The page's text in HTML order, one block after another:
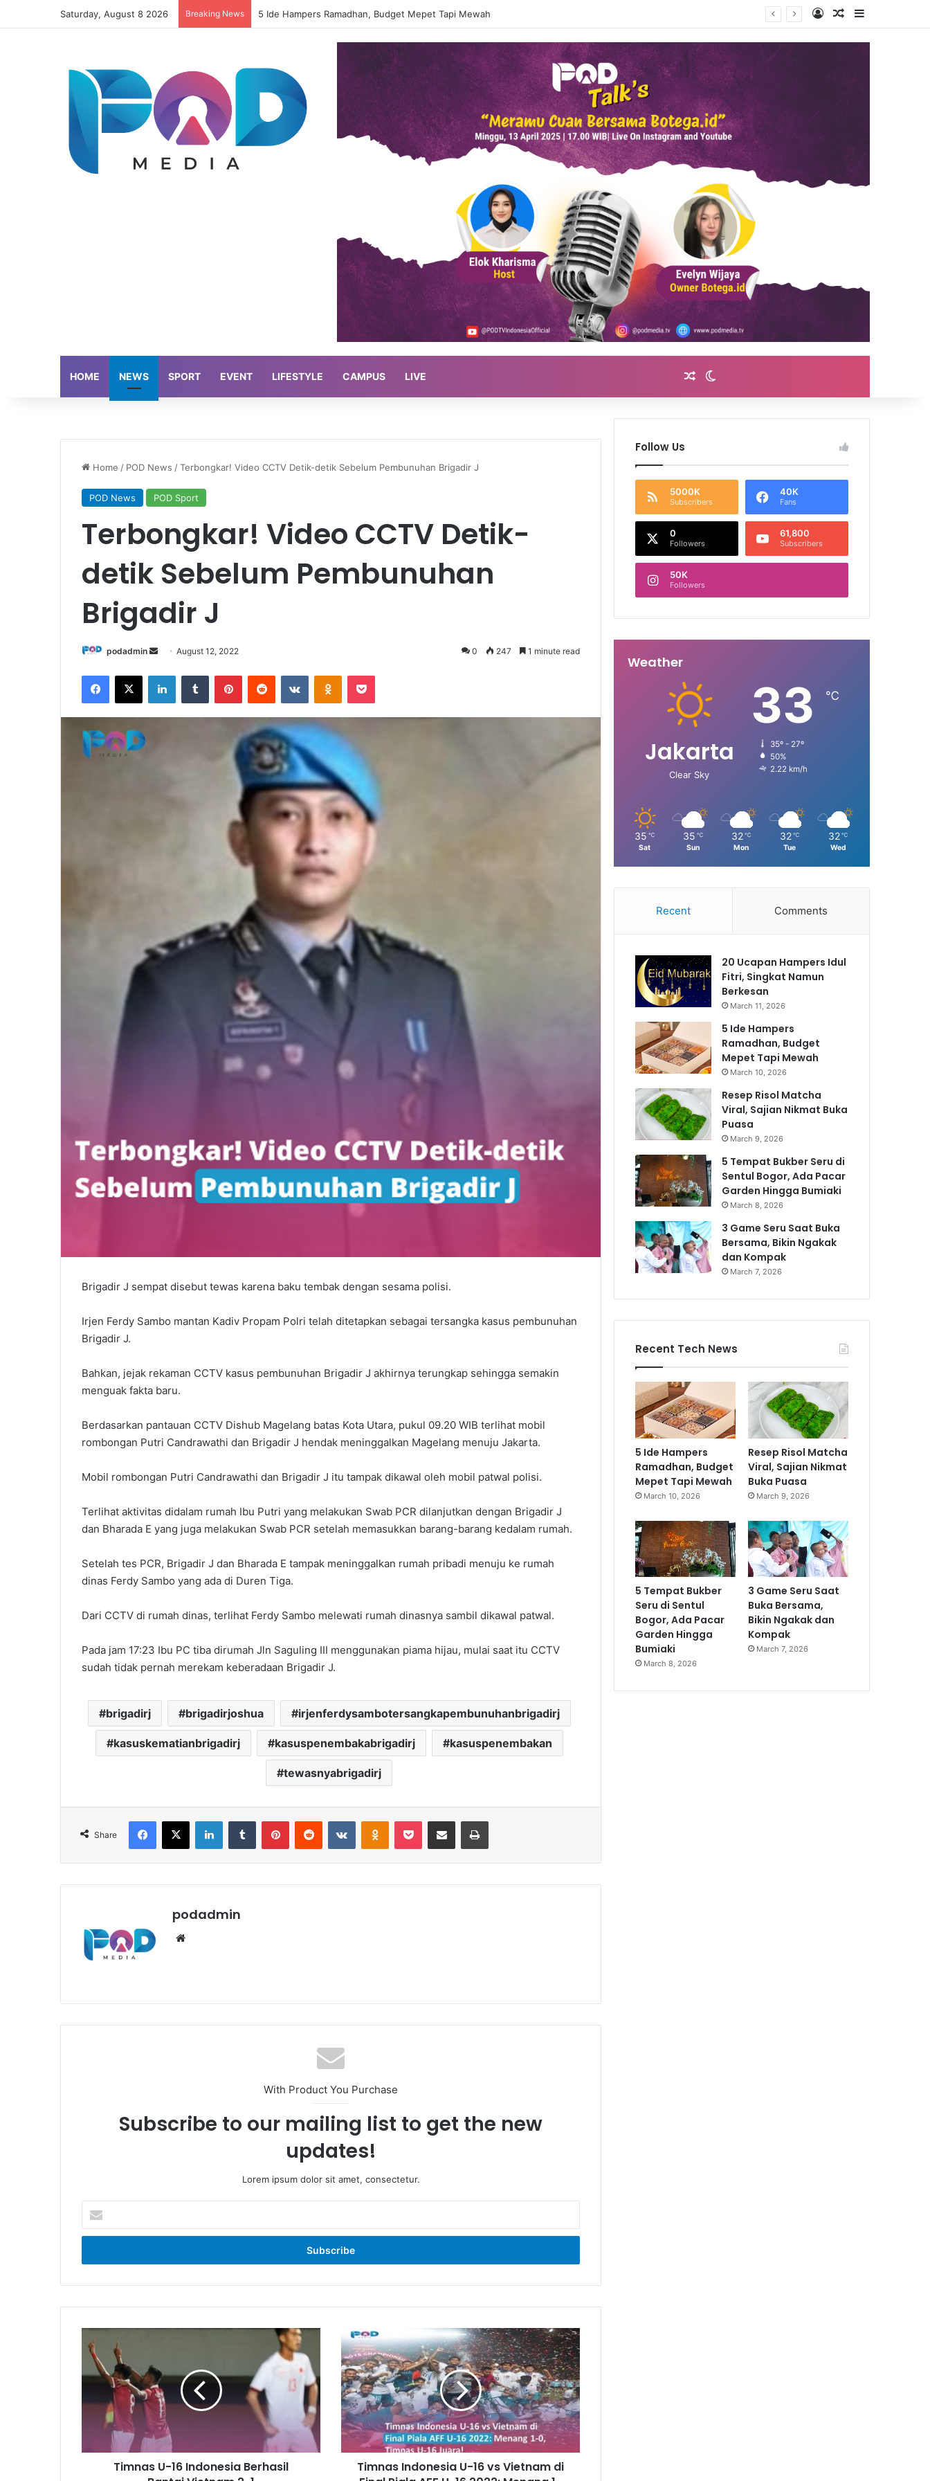
Saturday, August 8 2026 Breaking News Resep Risol Matcha Viral, Sajian Nikmat Buka Puasa Log InRandom Article
Sidebar
HOME NEWS SPORT EVENT LIFESTYLE CAMPUS LIVE Random Article
Home / POD News /Terbongkar! Video CCTV Detik-detik Sebelum Pembunuhan Brigadir J
POD News POD Sport
Terbongkar! Video CCTV Detik-
detik Sebelum Pembunuhan
Brigadir J
podadmin
Send
email
August 12, 2022 0 247 1 minute read
Facebook
X LinkedInTumblr PinterestReddit VKontakteOdnoklassniki
Pocket
Brigadir J sempat disebut tewas karena baku tembak dengan sesama polisi.
Irjen Ferdy Sambo mantan Kadiv Propam Polri telah ditetapkan sebagai tersangka kasus pembunuhan
Brigadir J.
Bahkan, jejak rekaman CCTV kasus pembunuhan Brigadir J akhirnya terungkap sehingga semakin
menguak fakta baru.
Berdasarkan pantauan CCTV Dishub Magelang batas Kota Utara, pukul 09.20 WIB terlihat mobil
rombongan Putri Candrawathi dan Brigadir J hendak meninggalkan Magelang menuju Jakarta.
Mobil rombongan Putri Candrawathi dan Brigadir J itu tampak dikawal oleh mobil patwal polisi.
Terlihat aktivitas didalam rumah Ibu Putri yang melakukan Swab PCR dilanjutkan dengan Brigadir J
dan Bharada E yang juga melakukan Swab PCR setelah memasukkan barang-barang kedalam rumah.
Setelah tes PCR, Brigadir J dan Bharada E tampak meninggalkan rumah pribadi menuju ke rumah
dinas Ferdy Sambo yang ada di Duren Tiga.
Dari CCTV di rumah dinas, terlihat Ferdy Sambo melewati rumah dinasnya sambil dikawal patwal.
Pada jam 17:23 Ibu PC tiba dirumah Jln Saguling III menggunakan piama hijau, mulai saat itu CCTV
sudah tidak pernah merekam keberadaan Brigadir J.
brigadirj brigadirjoshua irjenferdysambotersangkapembunuhanbrigadirj
kasuskematianbrigadirj kasuspenembakabrigadirj kasuspenembakan
tewasnyabrigadirj
Share
Facebook
X LinkedInTumblr PinterestReddit VKontakteOdnoklassniki
Pocket Share via Email Print
podadmin
With Product You Purchase
Subscribe to our mailing list to get the new
updates!
Lorem ipsum dolor sit amet, consectetur.
your
Email
U-
Indonesia
Berhasil
Bantai
Vietnam
1
Timnas U-16 Indonesia Berhasil
Timnas
Indonesia
U-
16
vs
Vietnam
di
Final
Piala
Timnas Indonesia U-16 vs Vietnam di
Follow Us
5000K
Subscribers
40K
Fans
0
Followers
61,800
Subscribers
50K
Followers
Weather
Jakarta
Clear Sky
33 ℃
35º - 27º
50%
2.22 km/h
35 ℃
Sat
35 ℃
Sun
32 ℃
Mon
32 ℃
Tue
32 ℃
Wed
Recent Comments
20 Ucapan Hampers Idul
Fitri, Singkat Namun
Berkesan
March 11, 2026
5 Ide Hampers
Ramadhan, Budget
Mepet Tapi Mewah
March 10, 2026
Resep Risol Matcha
Viral, Sajian Nikmat Buka
Puasa
March 9, 2026
5 Tempat Bukber Seru di
Sentul Bogor, Ada Pacar
Garden Hingga Bumiaki
March 8, 2026
3 Game Seru Saat Buka
Bersama, Bikin Ngakak
dan Kompak
March 7, 2026
Recent Tech News
5 Ide Hampers
Ramadhan, Budget
Mepet Tapi Mewah
March 10, 2026
Resep Risol Matcha
Viral, Sajian Nikmat
Buka Puasa
March 9, 2026
5 Tempat Bukber
Seru di Sentul
Bogor, Ada Pacar
Garden Hingga
Bumiaki
March 8, 2026
3 Game Seru Saat
Buka Bersama,
Bikin Ngakak dan
Kompak
March 7, 2026